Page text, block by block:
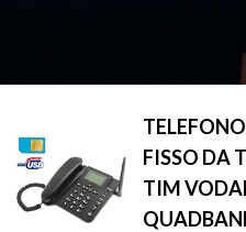
FISSO DA
TIM